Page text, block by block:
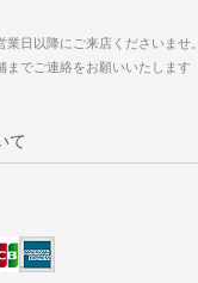
業日以降にご来店くださいませ。
でご連絡をお願いいたします
て